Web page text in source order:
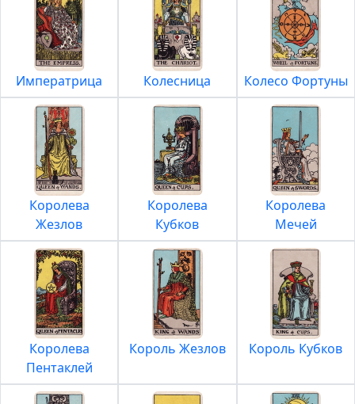
Императрица Колесница Колесо Фортуны
Королева
Жезлов
Королева
Кубков
Королева
Мечей
Королева
Пентаклей
Король Жезлов Король Кубков